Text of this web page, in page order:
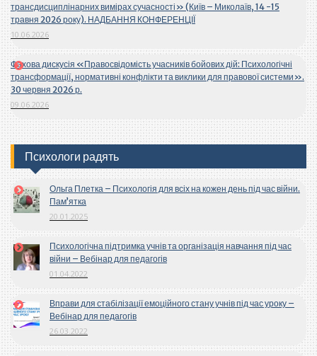
трансдисциплінарних вимірах сучасності» (Київ – Миколаїв, 14 -15
травня 2026 року). НАДБАННЯ КОНФЕРЕНЦІЇ
10.06.2026
Фахова дискусія «Правосвідомість учасників бойових дій: Психологічні
трансформації, нормативні конфлікти та виклики для правової системи».
30 червня 2026 р.
09.06.2026
Психологи радять
Ольга Плетка – Психологія для всіх на кожен день під час війни.
Пам’ятка
20.01.2025
Психологічна підтримка учнів та організація навчання під час
війни – Вебінар для педагогів
01.04.2022
Вправи для стабілізації емоційного стану учнів під час уроку –
Вебінар для педагогів
26.03.2022